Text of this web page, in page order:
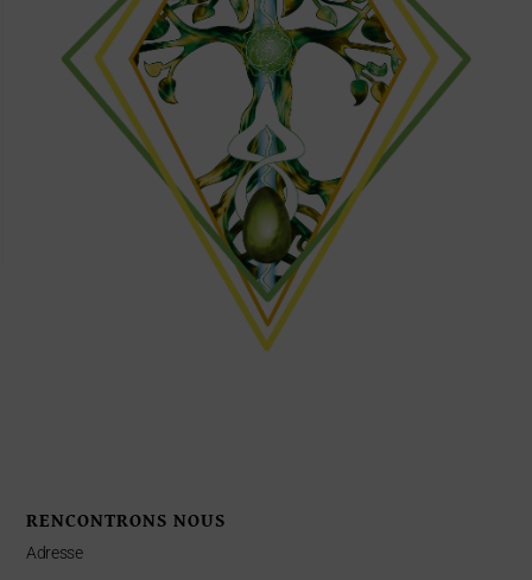
RENCONTRONS NOUS
Adresse